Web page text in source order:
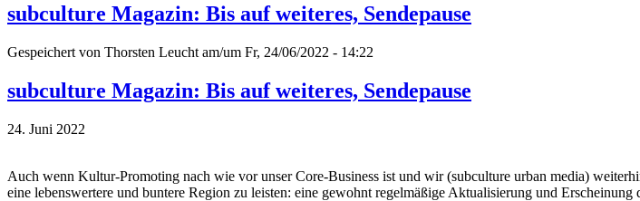
subculture Magazin: Bis auf weiteres, Sendepause
Gespeichert von Thorsten Leucht am/um Fr, 24/06/2022 - 14:22
subculture Magazin: Bis auf weiteres, Sendepause
24. Juni 2022
Auch wenn Kultur-Promoting nach wie vor unser Core-Business ist und wir (subculture urban media)
eine lebenswertere und buntere Region zu leisten: eine gewohnt regelmäßige Aktualisierung und